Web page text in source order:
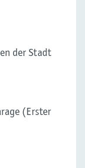
der Stadt
(Erster